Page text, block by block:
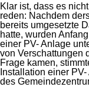
Klar ist, dass es
reden: Nachdem
bereits umgesetzte
hatte, wurden
einer PV- Anlage
von Verschattungen
Frage kamen,
Installation einer
des